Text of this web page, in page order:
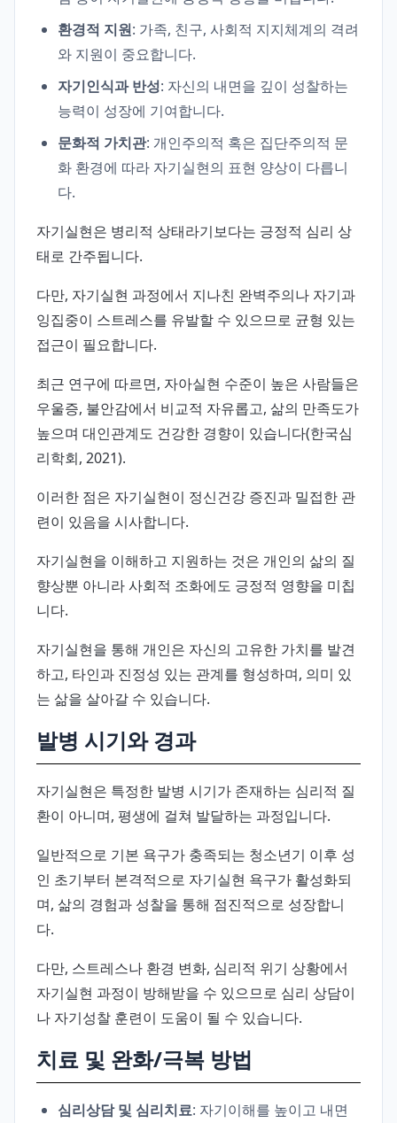
환경적 지원: 가족, 친구, 사회적 지지체계의 격려
와 지원이 중요합니다.
자기인식과 반성: 자신의 내면을 깊이 성찰하는
능력이 성장에 기여합니다.
문화적 가치관: 개인주의적 혹은 집단주의적 문
화 환경에 따라 자기실현의 표현 양상이 다릅니
다.
자기실현은 병리적 상태라기보다는 긍정적 심리 상
태로 간주됩니다.
다만, 자기실현 과정에서 지나친 완벽주의나 자기과
잉집중이 스트레스를 유발할 수 있으므로 균형 있는
접근이 필요합니다.
최근 연구에 따르면, 자아실현 수준이 높은 사람들은
우울증, 불안감에서 비교적 자유롭고, 삶의 만족도가
높으며 대인관계도 건강한 경향이 있습니다(한국심
리학회, 2021).
이러한 점은 자기실현이 정신건강 증진과 밀접한 관
련이 있음을 시사합니다.
자기실현을 이해하고 지원하는 것은 개인의 삶의 질
향상뿐 아니라 사회적 조화에도 긍정적 영향을 미칩
니다.
자기실현을 통해 개인은 자신의 고유한 가치를 발견
하고, 타인과 진정성 있는 관계를 형성하며, 의미 있
는 삶을 살아갈 수 있습니다.
발병 시기와 경과
자기실현은 특정한 발병 시기가 존재하는 심리적 질
환이 아니며, 평생에 걸쳐 발달하는 과정입니다.
일반적으로 기본 욕구가 충족되는 청소년기 이후 성
인 초기부터 본격적으로 자기실현 욕구가 활성화되
며, 삶의 경험과 성찰을 통해 점진적으로 성장합니
다.
다만, 스트레스나 환경 변화, 심리적 위기 상황에서
자기실현 과정이 방해받을 수 있으므로 심리 상담이
나 자기성찰 훈련이 도움이 될 수 있습니다.
치료 및 완화/극복 방법
심리상담 및 심리치료: 자기이해를 높이고 내면